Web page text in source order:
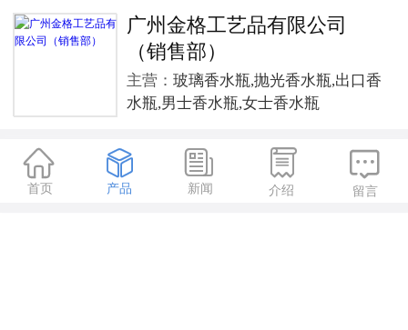
广州金格工艺品有限公司
（销售部）
主营： 玻璃香水瓶,抛光香水瓶,出口香
水瓶,男士香水瓶,女士香水瓶

首页

产品

新闻

介绍

留言